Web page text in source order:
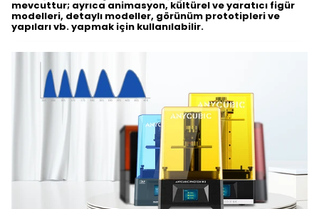
mevcuttur; ayrıca animasyon, kültürel ve yaratıcı figür
modelleri, detaylı modeller, görünüm prototipleri ve
yapıları vb. yapmak için kullanılabilir.